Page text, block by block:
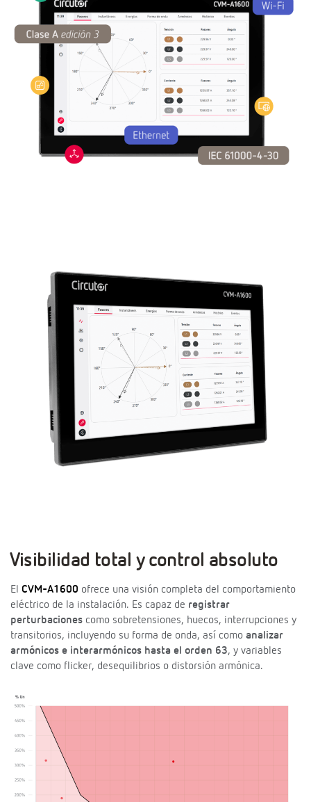
Visibilidad total y control absoluto
El CVM-A1600 ofrece una visión completa del comportamiento
eléctrico de la instalación. Es capaz de registrar
perturbaciones como sobretensiones, huecos, interrupciones y
transitorios, incluyendo su forma de onda, así como analizar
armónicos e interarmónicos hasta el orden 63, y variables
clave como flicker, desequilibrios o distorsión armónica.